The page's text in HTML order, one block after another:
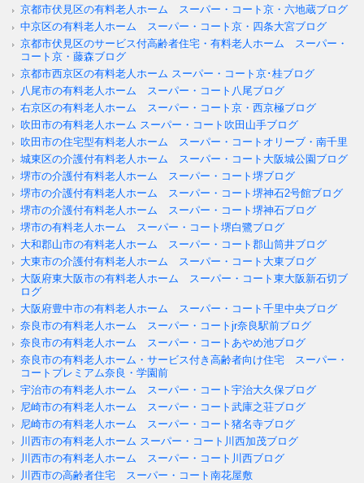
京都市伏見区の有料老人ホーム スーパー・コート京・六地蔵ブログ
中京区の有料老人ホーム スーパー・コート京・四条大宮ブログ
京都市伏見区のサービス付高齢者住宅・有料老人ホーム スーパー・
コート京・藤森ブログ
京都市西京区の有料老人ホーム スーパー・コート京･桂ブログ
八尾市の有料老人ホーム スーパー・コート八尾ブログ
右京区の有料老人ホーム スーパー・コート京・西京極ブログ
吹田市の有料老人ホーム スーパー・コート吹田山手ブログ
吹田市の住宅型有料老人ホーム スーパー・コートオリーブ・南千里
城東区の介護付有料老人ホーム スーパー・コート大阪城公園ブログ
堺市の介護付有料老人ホーム スーパー・コート堺ブログ
堺市の介護付有料老人ホーム スーパー・コート堺神石2号館ブログ
堺市の介護付有料老人ホーム スーパー・コート堺神石ブログ
堺市の有料老人ホーム スーパー・コート堺白鷺ブログ
大和郡山市の有料老人ホーム スーパー・コート郡山筒井ブログ
大東市の介護付有料老人ホーム スーパー・コート大東ブログ
大阪府東大阪市の有料老人ホーム スーパー・コート東大阪新石切ブ
ログ
大阪府豊中市の有料老人ホーム スーパー・コート千里中央ブログ
奈良市の有料老人ホーム スーパー・コートjr奈良駅前ブログ
奈良市の有料老人ホーム スーパー・コートあやめ池ブログ
奈良市の有料老人ホーム・サービス付き高齢者向け住宅 スーパー・
コートプレミアム奈良・学園前
宇治市の有料老人ホーム スーパー・コート宇治大久保ブログ
尼崎市の有料老人ホーム スーパー・コート武庫之荘ブログ
尼崎市の有料老人ホーム スーパー・コート猪名寺ブログ
川西市の有料老人ホーム スーパー・コート川西加茂ブログ
川西市の有料老人ホーム スーパー・コート川西ブログ
川西市の高齢者住宅 スーパー・コート南花屋敷